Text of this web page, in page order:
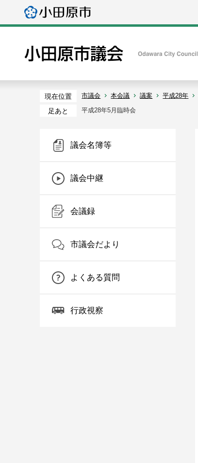
現在位置 市議会 本会議 議案 平成28年
足あと 平成28年5月臨時会
議会名簿等
議会中継
会議録
市議会だより
よくある質問
行政視察